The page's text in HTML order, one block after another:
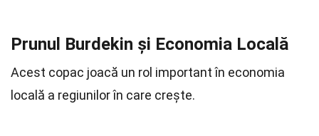
Prunul Burdekin și Economia Locală
Acest copac joacă un rol important în economia
locală a regiunilor în care crește.